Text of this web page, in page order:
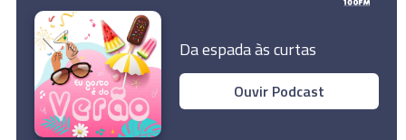
© 2024 Empresa Diário de Notícias, Lda.
Todos os direitos reservados.
Da espada às curtas
Ouvir Podcast